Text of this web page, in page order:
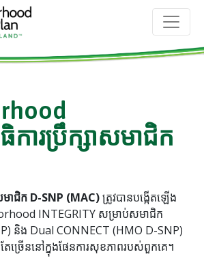
ការប្រឹក្សាសមាជិក
មាជិក D-SNP (MAC)ត្រូវបានបង្កើតឡើង
INTEGRITY សម្រាប់សមាជិក
និង Dual CONNECT (HMO D-SNP)
ច្រើននៅក្នុងផែនការសុខភាពរបស់ពួកគេ។